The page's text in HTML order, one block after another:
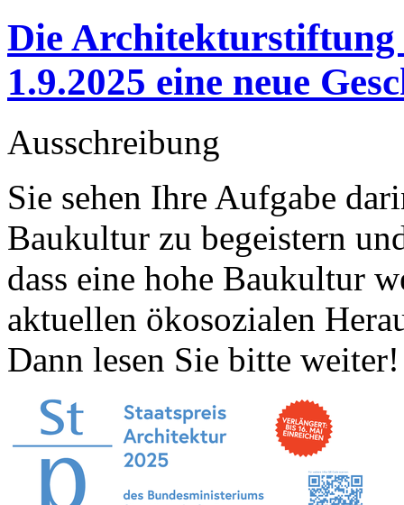
Die Architekturstiftung
1.9.2025 eine neue
Ausschreibung
Sie sehen Ihre Aufgabe
Baukultur zu begeistern
dass eine hohe Baukultur
aktuellen ökosozialen
Dann lesen Sie bitte weiter!